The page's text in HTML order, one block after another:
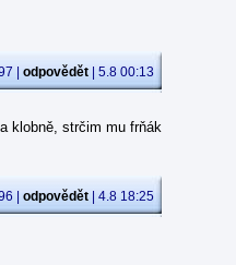
| odpovědět | 5.8 00:13
klobně, strčim mu frňák
| odpovědět | 4.8 18:25